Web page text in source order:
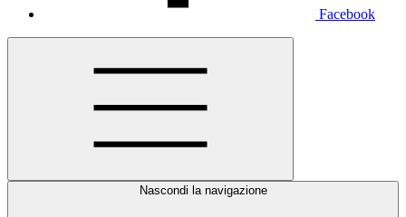
Facebook
Nascondi la navigazione